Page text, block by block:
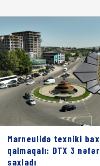
Marneulidə texniki
qalmaqalı: DTX 3
saxladı